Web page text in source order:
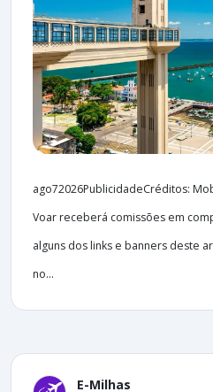
ago72026PublicidadeCréditos:
Voar receberá comissões em
alguns dos links e banners deste
no...
E-Milhas